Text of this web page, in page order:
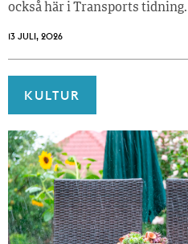
också här i Transports tidning.
13 JULI, 2026
KULTUR